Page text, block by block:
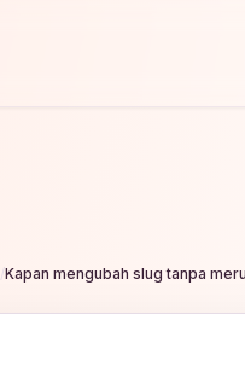
Kapan mengubah slug tanpa